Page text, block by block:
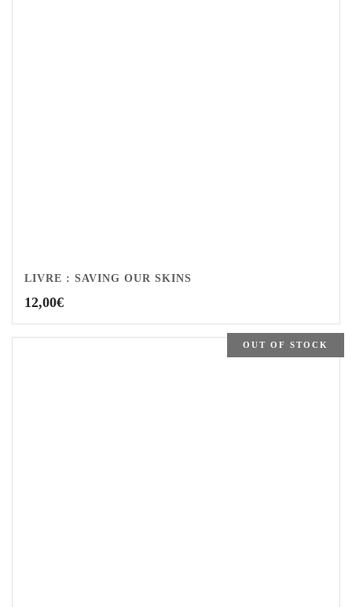
LIVRE : SAVING OUR SKINS
12,00€
OUT OF STOCK